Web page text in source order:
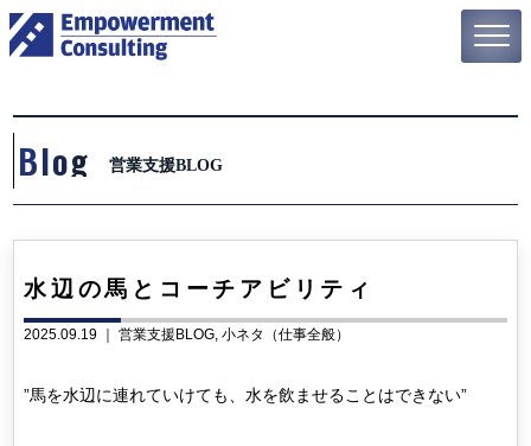
Blog 営業支援BLOG
水辺の馬とコーチアビリティ
2025.09.19 ｜営業支援BLOG 小ネタ（仕事全般）
”馬を水辺に連れていけても、水を飲ませることはできない”